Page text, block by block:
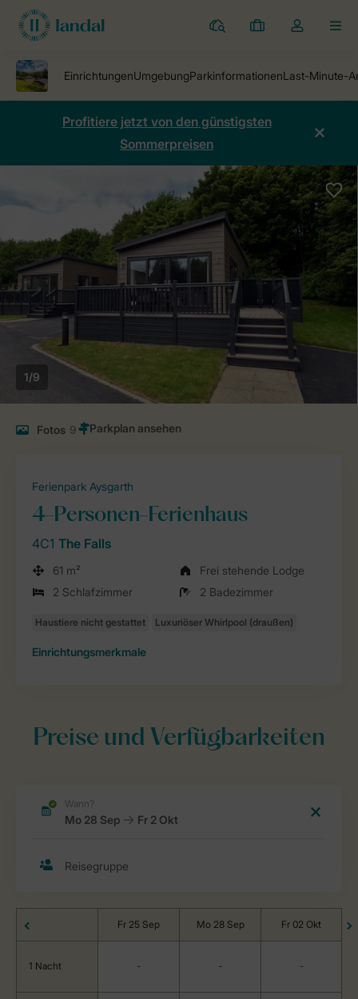
Ferienparks
Meine
Dropdown-
öffnen
Profitiere jetzt von den günstigsten
Sommerpreisen
1/9
Fotos 9
Ferienpark Aysgarth
4-Personen-Ferienhaus
4C1 The Falls
61 m²
Frei stehende Lodge
2 Schlafzimmer
2 Badezimmer
Einrichtungsmerkmale
Preise und Verfügbarkeiten
Fr 25 Sep Mo 28 Sep Fr 02 Okt
1 Nacht - - -